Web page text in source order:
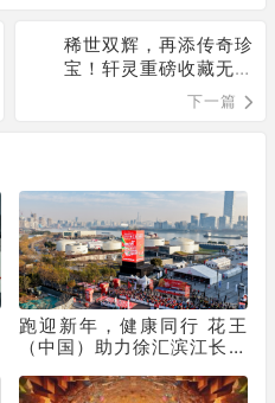
稀世双辉，再添传奇珍
宝！轩灵重磅收藏无油
Muzo祖母绿x阿盖尔粉钻
瑰宝-「Diana」戒指
下一篇
跑迎新年，健康同行 花王
（中国）助力徐汇滨江长跑